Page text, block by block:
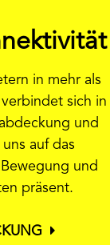
in mehr als
sich in
und
auf das
und
präsent.